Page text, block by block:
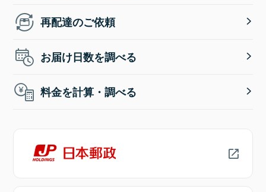
再配達のご依頼
お届け日数を調べる
料金を計算・調べる